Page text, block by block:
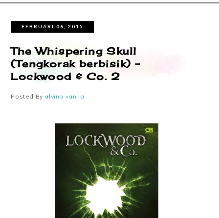
FEBRUARI 06, 2015
The Whispering Skull
(Tengkorak berbisik) –
Lockwood & Co. 2
Posted By alvina vanila